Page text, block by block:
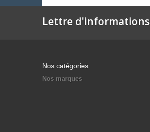
Lettre d'informations
Nos catégories
Nos marques